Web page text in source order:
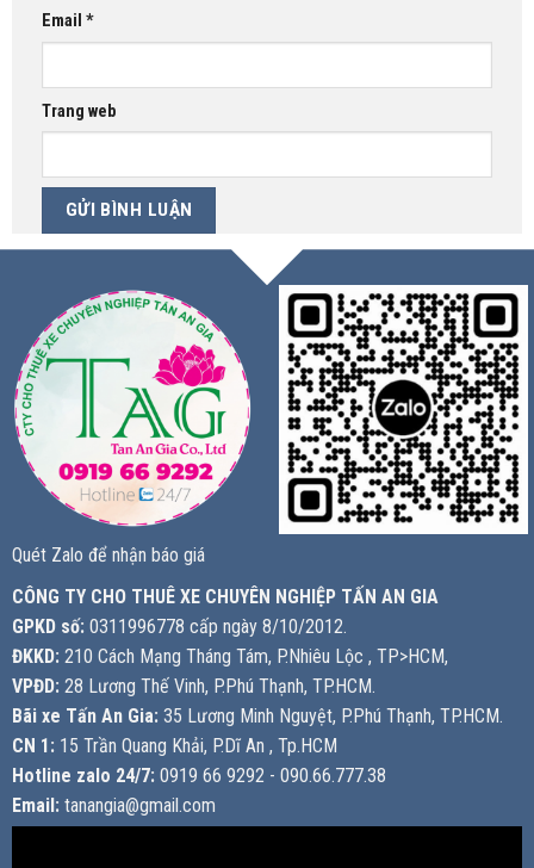
Email *
Trang web
Quét Zalo để nhận báo giá
CÔNG TY CHO THUÊ XE CHUYÊN NGHIỆP TẤN AN GIA
GPKD số: 0311996778 cấp ngày 8/10/2012.
ĐKKD: 210 Cách Mạng Tháng Tám, P.Nhiêu Lộc , TP>HCM,
VPĐD: 28 Lương Thế Vinh, P.Phú Thạnh, TP.HCM.
Bãi xe Tấn An Gia: 35 Lương Minh Nguyệt, P.Phú Thạnh, TP.HCM.
CN 1: 15 Trần Quang Khải, P.Dĩ An , Tp.HCM
Hotline zalo 24/7: 0919 66 9292 - 090.66.777.38
Email: tanangia@gmail.com